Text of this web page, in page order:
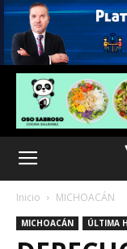
Inicio MICHOACÁN
MICHOACÁN ÚLTIMA